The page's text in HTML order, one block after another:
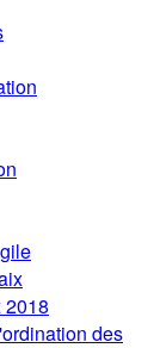
2018
des